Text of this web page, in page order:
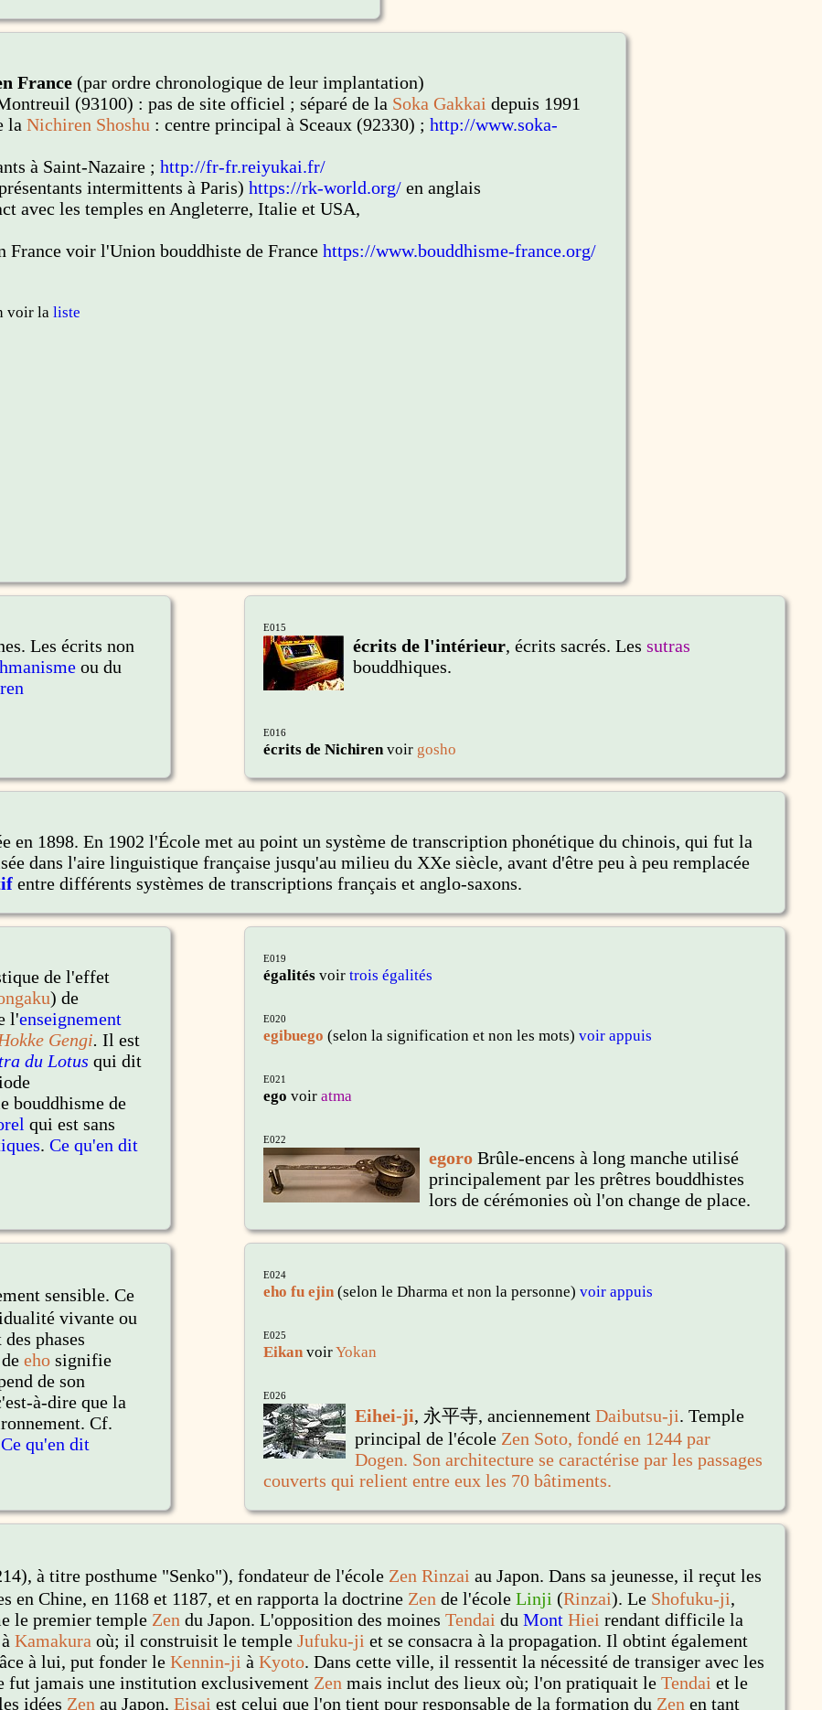
France(par ordre chronologique de leur implantation)
(93100) : pas de site officiel ; séparé de la Soka Gakkai depuis 1991
la Nichiren Shoshu : centre principal à Sceaux (92330) ; http://www.soka-
à Saint-Nazaire ; http://fr-fr.reiyukai.fr/
intermittents à Paris) https://rk-world.org/en anglais
avec les temples en Angleterre, Italie et USA,
France voir l'Union bouddhiste de France https://www.bouddhisme-france.org/
voir la liste
Les écrits non
ou du
E015
écrits de l'intérieur,écrits sacrés. Lessutras
bouddhiques.
E016
écrits de Nichirenvoir gosho
en 1898. En 1902 l'École met au point un système de transcription phonétique du chinois, qui fut la
dans l'aire linguistique française jusqu'au milieu du XXe siècle, avant d'être peu à peu remplacée
entre différents systèmes de transcriptions français et anglo-saxons.
de l'effet
) de
l'enseignement
Gengi. Il est
du Lotus qui dit
bouddhisme de
qui est sans
.Ce qu'en dit
E019
égalités voirtrois égalités
E020
egibuego (selon la signification et non les mots) voir appuis
E021
ego voiratma
E022
egoro Brûle-encens à long manche utilisé
principalement par les prêtres bouddhistes
lors de cérémonies où l'on change de place.
sensible. Ce
vivante ou
phases
eho signifie
de son
à-dire que la
Cf.
Ce qu'en dit
E024
eho fu ejin (selon le Dharma et non la personne)voir appuis
E025
Eikan voirYokan
E026
Eihei-ji, 永平寺, anciennementDaibutsu-ji.Temple
principal de l'école Zen Soto, fondé en 1244 par
Dogen. Son architecture se caractérise par les passages
couverts qui relient entre eux les 70 bâtiments.
à titre posthume "Senko"), fondateur de l'école Zen Rinzai au Japon. Dans sa jeunesse, il reçut les
en Chine, en 1168 et 1187, et en rapporta la doctrine Zen de l'écoleLinji(Rinzai). Le Shofuku-ji,
le premier temple Zen du Japon. L'opposition des moinesTendai duMontHiei rendant difficile la
àKamakura où; il construisit le temple Jufuku-ji et se consacra à la propagation. Il obtint également
à lui, put fonder leKennin-ji àKyoto. Dans cette ville, il ressentit la nécessité de transiger avec les
fut jamais une institution exclusivement Zen mais inclut des lieux où; l'on pratiquait leTendai et le
idées Zen au Japon,Eisai est celui que l'on tient pour responsable de la formation du Zen en tant